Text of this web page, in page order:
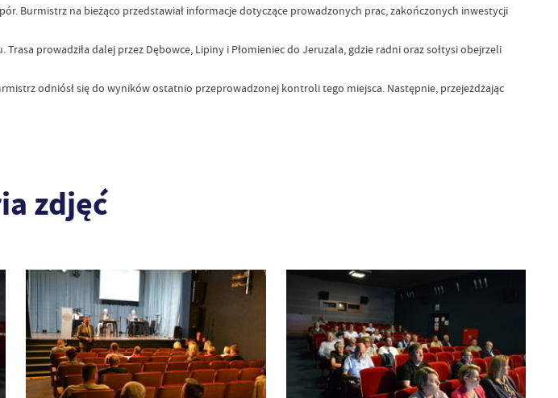
Burmistrz na bieżąco przedstawiał informacje dotyczące prowadzonych prac, zakończonych inwestycji
prowadziła dalej przez Dębowce, Lipiny i Płomieniec do Jeruzala, gdzie radni oraz sołtysi obejrzeli
odniósł się do wyników ostatnio przeprowadzonej kontroli tego miejsca. Następnie, przejeżdżając
zdjęć